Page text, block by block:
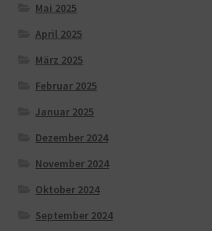
Mai 2025
April 2025
März 2025
Februar 2025
Januar 2025
Dezember 2024
November 2024
Oktober 2024
September 2024